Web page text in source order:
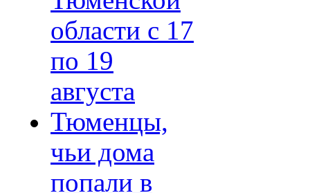
области с 17
по 19
августа
Тюменцы,
чьи дома
попали в